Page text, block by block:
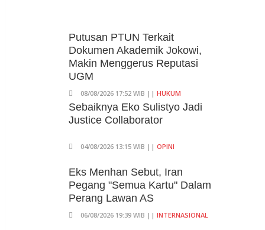
Kemenkeu
06/08/2026 19:02 WIB ||KEUANGAN
Ratusan Senjata Api Dan
Narkoba Ditemukan Di Ruang
Kepala Yayasan Sekolah Di
Jaksel
Putusan PTUN Terkait
Dokumen Akademik Jokowi,
Makin Menggerus Reputasi
UGM
08/08/2026 17:52 WIB || HUKUM
Sebaiknya Eko Sulistyo Jadi
Justice Collaborator
04/08/2026 13:15 WIB || OPINI
Eks Menhan Sebut, Iran
Pegang "Semua Kartu" Dalam
Perang Lawan AS
06/08/2026 19:39 WIB || INTERNASIONAL